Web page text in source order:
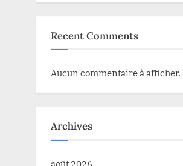
Recent Comments
Aucun commentaire à afficher.
Archives
août 2026